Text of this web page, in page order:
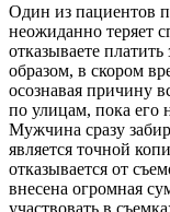
Один из пациентов
неожиданно теряет
отказываете
образом, в скором
осознавая причину
по улицам, пока его
Мужчина сразу
является точной
отказывается от
внесена огромная
участвовать в